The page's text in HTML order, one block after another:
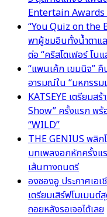
Entertain Awards
“You Quiz on the
พาผู้ชมอินทั้งน้ำตาแ
ต่อ “คริสโตเฟอร์ โน
“แพนเค้ก เขมนิจ”
อารมณ์ใน “มหกรรม
KATSEYE เตรียมส
Show” ครั้งแรก พร้
“WILD”
THE GENIUS พลิก
บทเพลงอกหักครั้งแ
เส้นทางดนตรี
องซองอู ประกาศเอ
เตรียมเสิร์ฟโมเมน
ถอยหลังรอเจอได้เลย